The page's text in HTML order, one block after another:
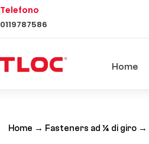
Telefono
0119787586
Home
Home → Fasteners ad ¼ di giro→